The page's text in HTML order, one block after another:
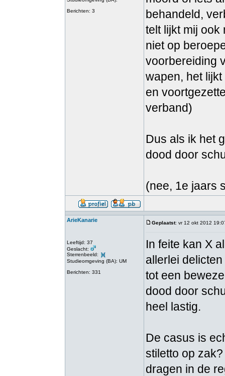
Berichten: 3
behandeld,
telt lijkt mij ook
niet op
voorbereiding
wapen, het
en
verband)
Dus als ik het
dood door
(nee, 1e jaars
ArieKanarie
Leeftijd: 37
Geslacht:
Sterrenbeeld:
Studieomgeving (BA): UM
Berichten: 331
Geplaatst: vr 12 okt 2012
In feite kan X
allerlei
tot een
dood door
heel lastig.
De casus is
stiletto op
dragen in de